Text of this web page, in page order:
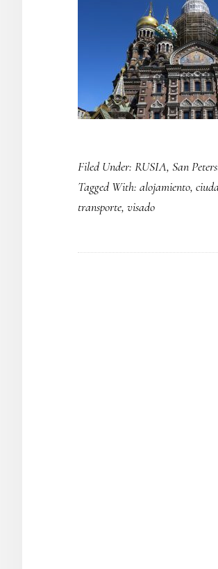
Filed Under: RUSIA, San
Tagged With: alojamiento,
transporte, visado